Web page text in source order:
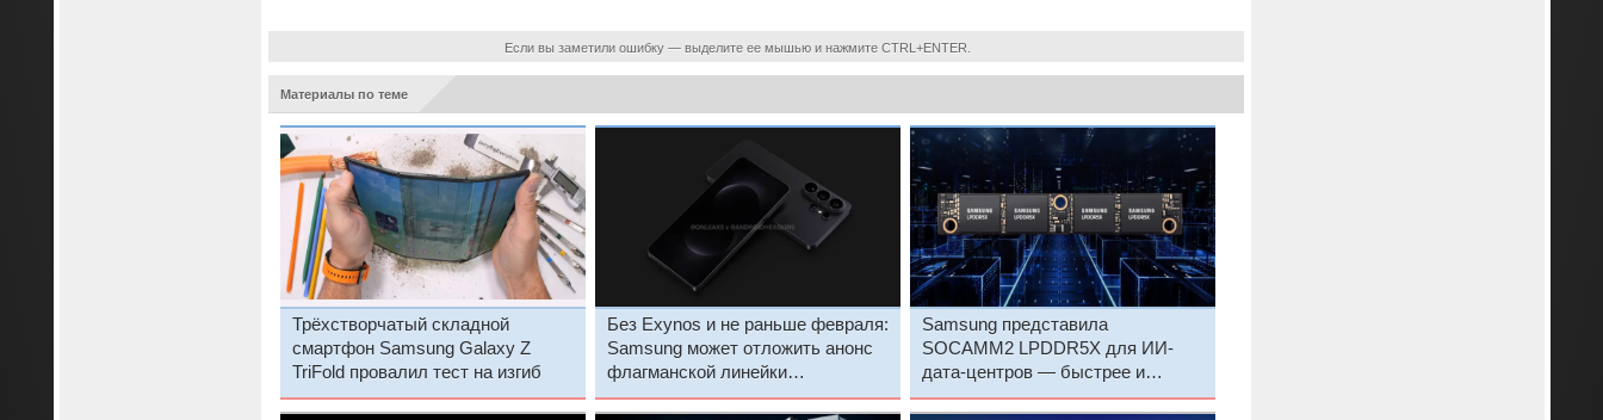
Если вы заметили ошибку — выделите ее мышью и нажмите CTRL+ENTER.
Материалы по теме
Трёхстворчатый складной
смартфон Samsung Galaxy Z
TriFold провалил тест на изгиб
Без Exynos и не раньше февраля:
Samsung может отложить анонс
флагманской линейки
смартфонов Galaxy S26
Samsung представила
SOCAMM2 LPDDR5X для ИИ-
дата-центров — быстрее и
энергоэффективнее DDR5